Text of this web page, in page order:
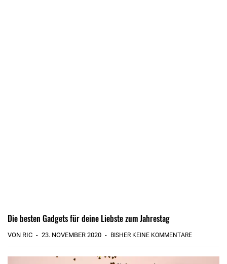
Die besten Gadgets für deine Liebste zum Jahrestag
VON RIC 23. NOVEMBER 2020 BISHER KEINE KOMMENTARE